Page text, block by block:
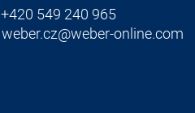
+420 549 240 965
weber.cz@weber-online.com